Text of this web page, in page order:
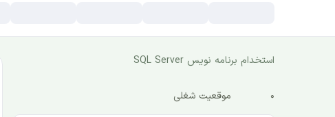
استخدام برنامه نویس SQL Server
0 موقعیت شغلی